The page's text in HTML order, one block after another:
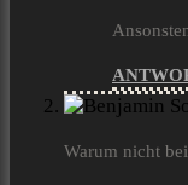
Warum nicht